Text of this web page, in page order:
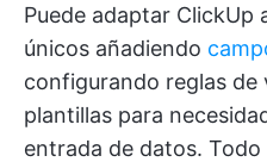
Puede adaptar ClickUp
únicos añadiendo
configurando reglas de
plantillas para
entrada de datos.